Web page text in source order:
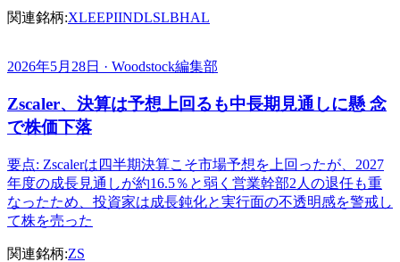
関連銘柄:XLEEPIINDLSLBHAL
2026年5月28日 · Woodstock編集部
Zscaler、決算は予想上回るも中長期見通しに懸 念
で株価下落
要点: Zscalerは四半期決算こそ市場予想を上回ったが、2027
年度の成長見通しが約16.5％と弱く営業幹部2人の退任も重
なったため、投資家は成長鈍化と実行面の不透明感を警戒し
て株を売った
関連銘柄:ZS